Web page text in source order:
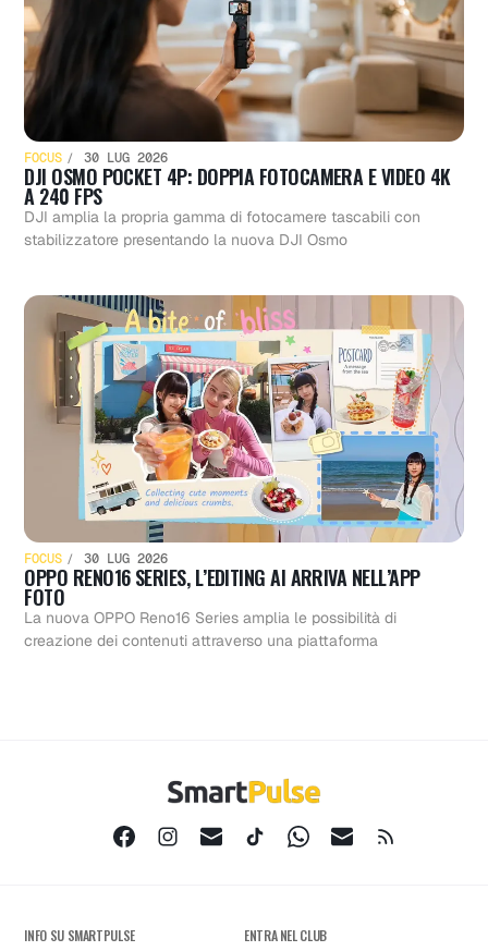
FOCUS 30 LUG 2026
DJI OSMO POCKET 4P: DOPPIA FOTOCAMERA E VIDEO 4K
A 240 FPS
DJI amplia la propria gamma di fotocamere tascabili con
stabilizzatore presentando la nuova DJI Osmo
FOCUS 30 LUG 2026
OPPO RENO16 SERIES, L’EDITING AI ARRIVA NELL’APP
FOTO
La nuova OPPO Reno16 Series amplia le possibilità di
creazione dei contenuti attraverso una piattaforma
INFO SU SMARTPULSE ENTRA NEL CLUB